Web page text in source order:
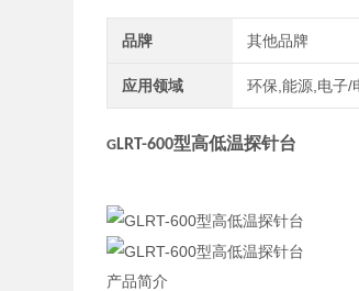
品牌 其他品牌
应用领域 环保,能源,电子/
GLRT-600型高低温探针台
产品简介